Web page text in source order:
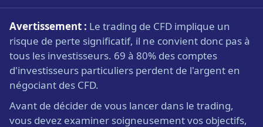
Avertissement : Le trading de CFD implique un
risque de perte significatif, il ne convient donc pas à
tous les investisseurs. 69 à 80% des comptes
d'investisseurs particuliers perdent de l'argent en
négociant des CFD.
Avant de décider de vous lancer dans le trading,
vous devez examiner soigneusement vos objectifs,